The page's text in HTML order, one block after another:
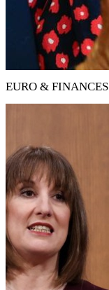
EURO & FINANCES